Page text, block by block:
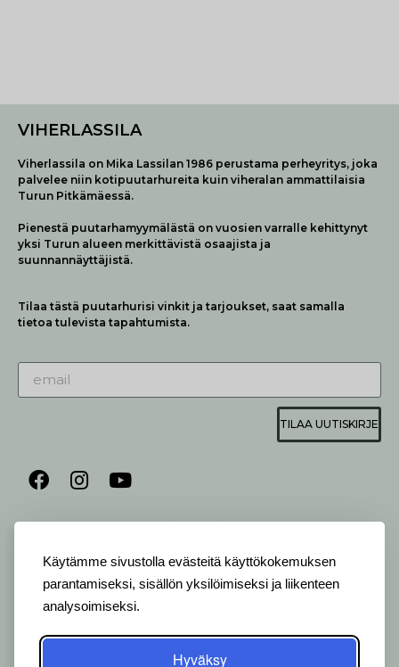
Käytämme sivustolla evästeitä käyttökokemuksen
parantamiseksi, sisällön yksilöimiseksi ja liikenteen
analysoimiseksi.
Hyväksy
VIHERLASSILA
Viherlassila on Mika Lassilan 1986 perustama perheyritys, joka
palvelee niin kotipuutarhureita kuin viheralan ammattilaisia
Turun Pitkämäessä.
Pienestä puutarhamyymälästä on vuosien varralle kehittynyt
yksi Turun alueen merkittävistä osaajista ja
suunnannäyttäjistä.
Tilaa tästä puutarhurisi vinkit ja tarjoukset, saat samalla
tietoa tulevista tapahtumista.
TILAA UUTISKIRJE
AUKIOLO JA YHTEYSTIEDOT
ALVELEMME:
Ma-Pe 9-20 I La 10-18 I Su 10-17
OTA YHTEYTTÄ:
kukkapiste: +358 44 5369 657
pihasuunnittelija: +358 40 1547 376